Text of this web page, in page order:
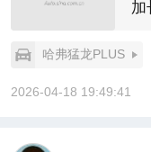
加
哈弗猛龙PLUS
2026-04-18 19:49:41